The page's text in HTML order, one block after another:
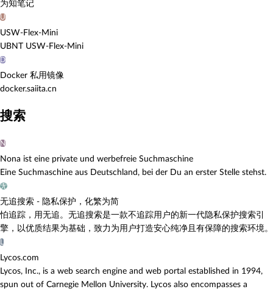
为知笔记
U
USW-Flex-Mini
UBNT USW-Flex-Mini
D
Docker 私用镜像
docker.saiita.cn
搜索
N
Nona ist eine private und werbefreie Suchmaschine
Eine Suchmaschine aus Deutschland, bei der Du an erster Stelle stehst.
无
无追搜索 - 隐私保护，化繁为简
怕追踪，用无追。无追搜索是一款不追踪用户的新一代隐私保护搜索引
擎，以优质结果为基础，致力为用户打造安心纯净且有保障的搜索环境。
Lycos.com
Lycos, Inc., is a web search engine and web portal established in 1994,
spun out of Carnegie Mellon University. Lycos also encompasses a